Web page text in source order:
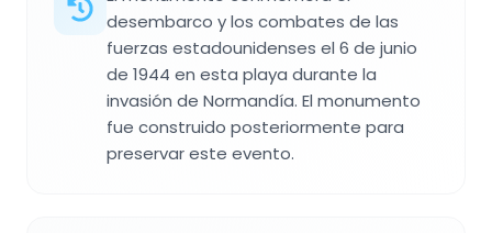
desembarco y los combates de las
fuerzas estadounidenses el 6 de junio
de 1944 en esta playa durante la
invasión de Normandía. El monumento
fue construido posteriormente para
preservar este evento.